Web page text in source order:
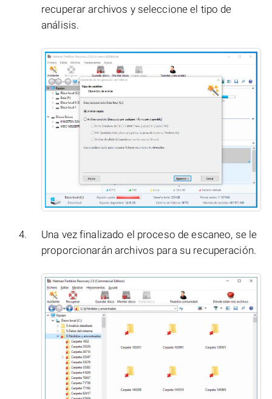
recuperar archivos y seleccione el tipo de
análisis.
Una vez finalizado el proceso de escaneo, se le
proporcionarán archivos para su recuperación.